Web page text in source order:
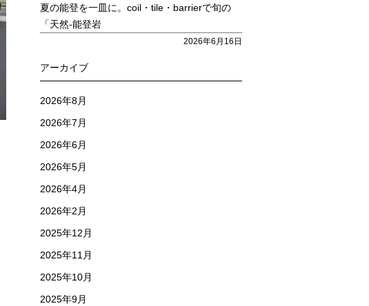
夏の能登を一皿に。coil・tile・barrierで旬の
「天然-能登岩
2026年6月16日
アーカイブ
2026年8月
2026年7月
2026年6月
2026年5月
2026年4月
2026年2月
2025年12月
2025年11月
2025年10月
2025年9月